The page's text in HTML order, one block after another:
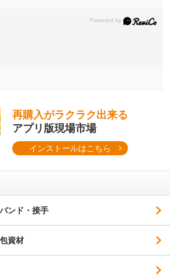
再購入がラクラク出来る
アプリ版現場市場
インストールはこちら
ンド・接手
資材